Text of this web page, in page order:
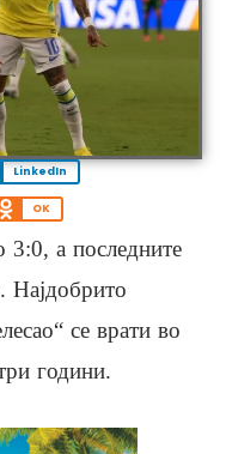
LinkedIn
OK
3:0, а последните
Најдобрито
се врати во
години.